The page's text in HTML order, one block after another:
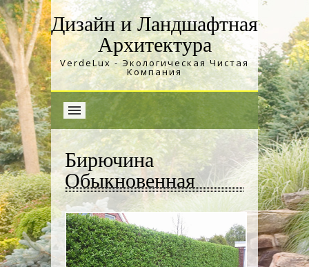
Дизайн и Ландшафтная
Архитектура
VerdeLux - Экологическая Чистая
Компания
Бирючина
Обыкновенная